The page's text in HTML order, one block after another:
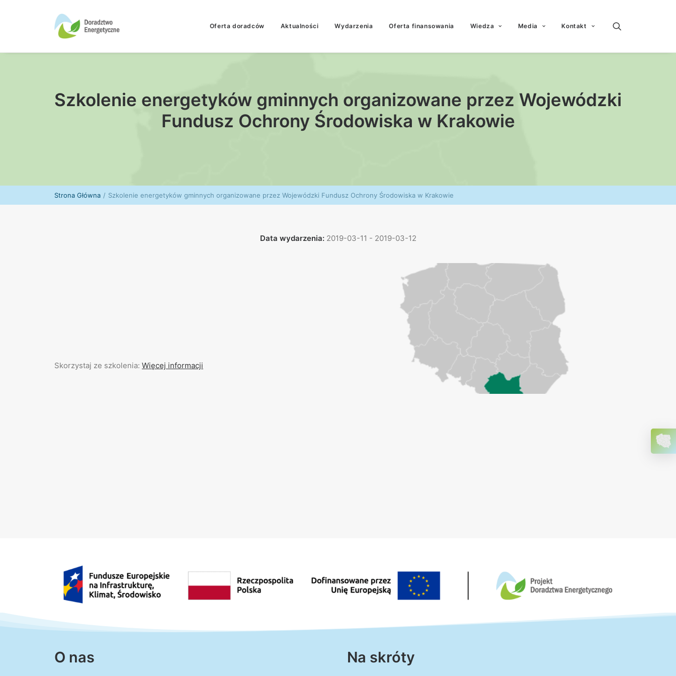
Oferta doradców Aktualności Wydarzenia Oferta finansowania Wiedza Media Kontakt
Szkolenie energetyków gminnych organizowane przez Wojewódzki
Fundusz Ochrony Środowiska w Krakowie
Strona Główna Szkolenie energetyków gminnych organizowane przez Wojewódzki Fundusz Ochrony Środowiska w Krakowie
Data wydarzenia:2019-03-11 - 2019-03-12
Skorzystaj ze szkolenia: Więcej informacji
O nas Na skróty